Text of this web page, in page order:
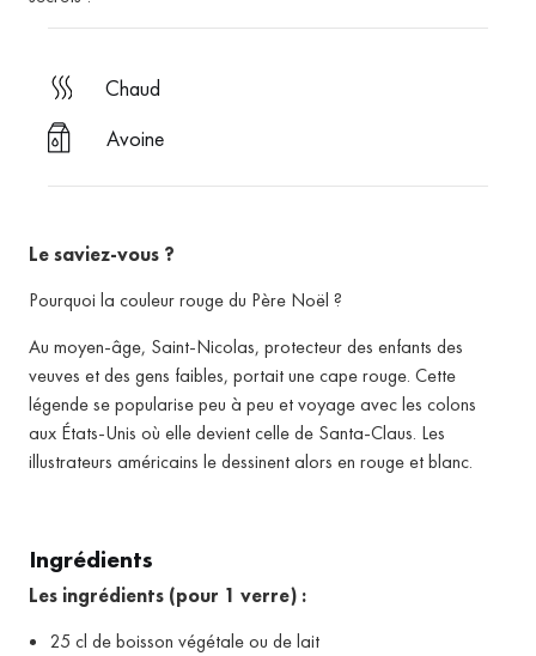
chaud
Avoine
Le saviez-vous ?
Pourquoi la couleur rouge du Père Noël ?
Au moyen-âge, Saint-Nicolas, protecteur des enfants des
veuves et des gens faibles, portait une cape rouge. Cette
légende se popularise peu à peu et voyage avec les colons
aux États-Unis où elle devient celle de Santa-Claus. Les
illustrateurs américains le dessinent alors en rouge et blanc.
Ingrédients
Les ingrédients (pour 1 verre) :
25 cl de boisson végétale ou de lait